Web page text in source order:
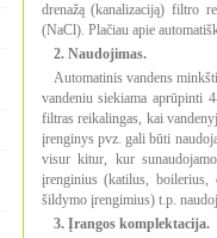
drenažą (kanalizaciją) filtro
(NaCl). Plačiau apie
2. Naudojimas.
Automatinis vandens
vandeniu siekiama aprūpinti
filtras reikalingas, kai
įrenginys pvz. gali būti
visur kitur, kur
įrenginius (katilus, boilerius,
šildymo įrengimius) t.p.
3. Įrangos komplektacija.